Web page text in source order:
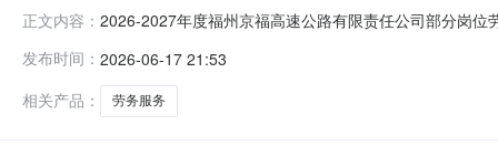
正文内容： 2026-2027年度福州京福高速公路有限责任公司部分岗
下：一、招标项目概况项目名称：2026-2027年度福州
式：公开招
发布时间： 2026-06-17 21:53
相关产品：
劳务服务